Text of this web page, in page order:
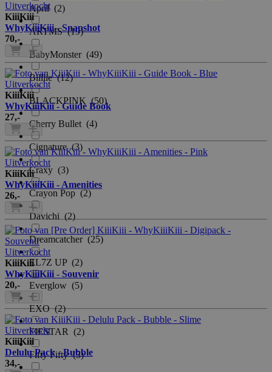
April (2)
ARTMS(19)
BabyMonster (49)
Billlie(12)
BLACKPINK (50)
Cherry Bullet (4)
Cignature(3)
Craxy (3)
Crayon Pop (2)
Davichi (2)
Dreamcatcher (25)
EL7Z UP (2)
Everglow (5)
EXO(2)
FIESTAR (2)
Fifty Fifty(3)
Uitverkocht
KiiiKiii
WhyKiiiKiii - Snapshot
70,-
Uitverkocht
KiiiKiii
WhyKiiiKiii - Guide Book
27,-
Uitverkocht
KiiiKiii
WhyKiiiKiii - Amenities
26,-
Uitverkocht
KiiiKiii
WhyKiiiKiii - Souvenir
20,-
Uitverkocht
KiiiKiii
Delulu Pack - Bubble
34,-